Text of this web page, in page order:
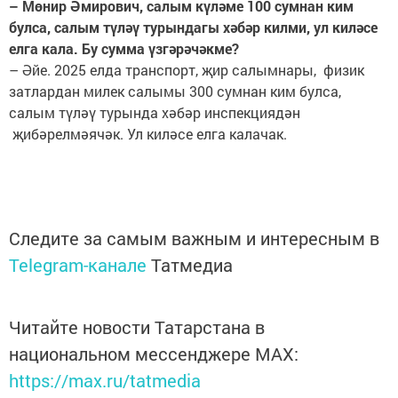
– Мөнир Әмирович, салым күләме 100 сумнан ким
булса, салым түләү турындагы хәбәр килми, ул киләсе
елга кала. Бу сумма үзгәрәчәкме?
– Әйе. 2025 елда транспорт, җир салымнары, физик
затлардан милек салымы 300 сумнан ким булса,
салым түләү турында хәбәр инспекциядән
җибәрелмәячәк. Ул киләсе елга калачак.
Следите за самым важным и интересным в
Telegram-канале Татмедиа
Читайте новости Татарстана в
национальном мессенджере MАХ:
https://max.ru/tatmedia